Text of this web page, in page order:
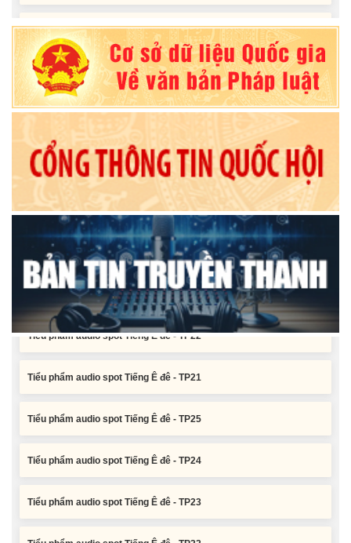
Nghị quyết Vê việc điều chinh và phân bổ chi tiết kế hoạch đầu tư
Nghị quyết Về chất vấn tại Kỳ họp thứ Hai, Hội đồng nhân dân tỉnh
Đắk Lắk khóa XI, nhiệm kỳ 2026 - 2031
Nghị quyết Xác nhận kết quả bầu Ủy viên Ủy ban nhân dân tỉnh
Đắk Lắk khoá XI, nhiệm kỳ 2026 - 2031
Tiểu phẩm audio spot Tiếng Ê đê - TP25
Tiểu phẩm audio spot Tiếng Ê đê - TP24
Tiểu phẩm audio spot Tiếng Ê đê - TP23
Tiểu phẩm audio spot Tiếng Ê đê - TP22
Tiểu phẩm audio spot Tiếng Ê đê - TP21
Tiểu phẩm audio spot Tiếng Ê đê - TP25
Tiểu phẩm audio spot Tiếng Ê đê - TP24
Tiểu phẩm audio spot Tiếng Ê đê - TP23
Tiểu phẩm audio spot Tiếng Ê đê - TP22